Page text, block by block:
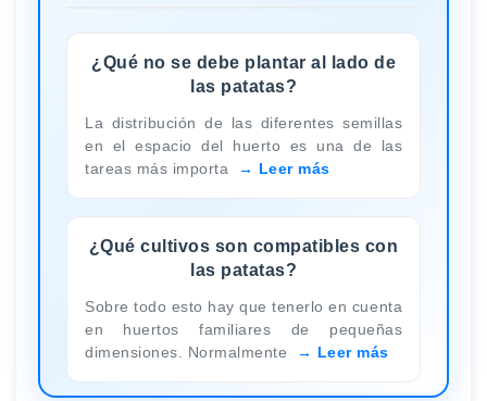
¿Qué no se debe plantar al lado de
las patatas?
La distribución de las diferentes semillas
en el espacio del huerto es una de las
tareas más importa
Leer más
¿Qué cultivos son compatibles con
las patatas?
Sobre todo esto hay que tenerlo en cuenta
en huertos familiares de pequeñas
dimensiones. Normalmente
Leer más